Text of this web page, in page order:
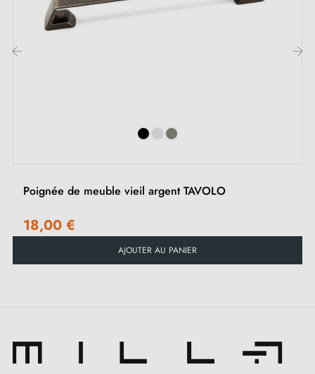
moderniser un meuble sans en altérer le style, qu’il soit
classique, vintage, rustique ou contemporain.
Poignée de meuble vieil argent TAVOLO
18,00 €
AJOUTER AU PANIER